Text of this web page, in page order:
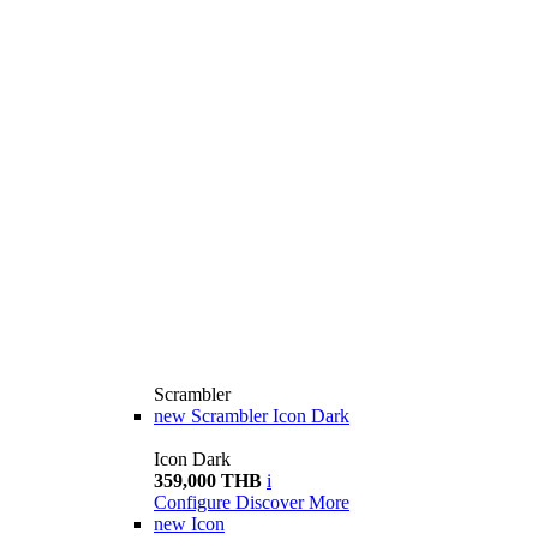
Scrambler
new Scrambler Icon Dark
Icon Dark
359,000 THB i
Configure Discover More
new Icon